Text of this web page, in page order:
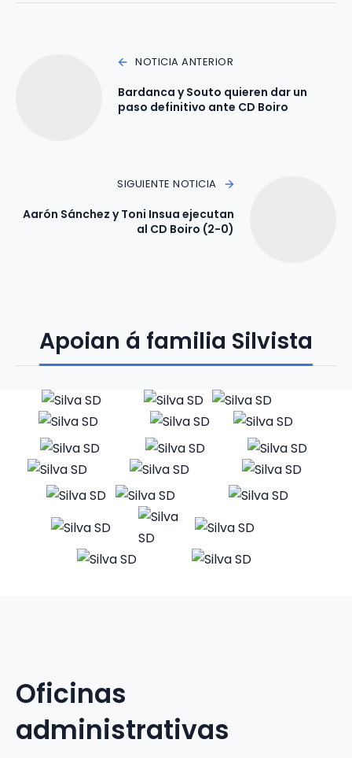
NOTICIA ANTERIOR
Bardanca y Souto quieren dar un
paso definitivo ante CD Boiro
SIGUIENTE NOTICIA
Aarón Sánchez y Toni Insua ejecutan
al CD Boiro (2-0)
Apoian á familia Silvista
Oficinas
administrativas